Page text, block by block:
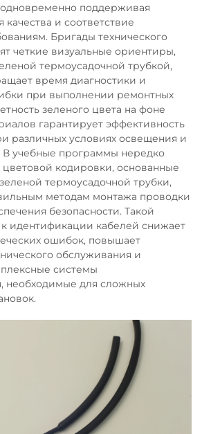
поддерживая
и соответствие
Бригады технического
четкие визуальные ориентиры,
термоусадочной трубкой,
время диагностики и
при выполнении ремонтных
зеленого цвета на фоне
гарантирует эффективность
различных условиях освещения и
В учебные программы нередко
кодировки, основанные
термоусадочной трубки,
методам монтажа проводки
безопасности. Такой
идентификации кабелей снижает
ошибок, повышает
обслуживания и
системы
необходимые для сложных